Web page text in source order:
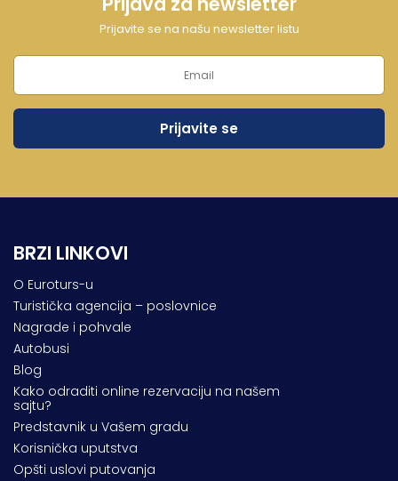
Prijavite se na našu newsletter listu
BRZI LINKOVI
O Euroturs-u
Turistička agencija – poslovnice
Nagrade i pohvale
Autobusi
Blog
Kako odraditi online rezervaciju na našem
sajtu?
Predstavnik u Vašem gradu
Korisnička uputstva
Opšti uslovi putovanja
Lukovska Banja